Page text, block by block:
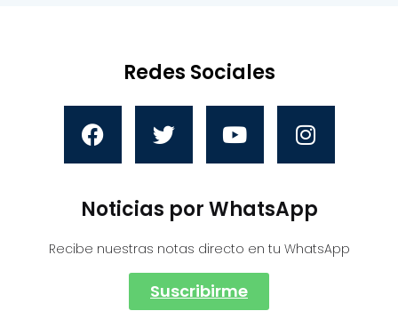
Redes Sociales
Noticias por WhatsApp
Recibe nuestras notas directo en tu WhatsApp
Suscribirme